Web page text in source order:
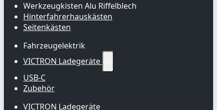
Werkzeugkisten Alu Riffelblech
Hinterfahrerhauskästen
Seitenkästen
Fahrzeugelektrik
VICTRON Ladegeräte
USB-C
Zubehör
VICTRON Ladegeräte